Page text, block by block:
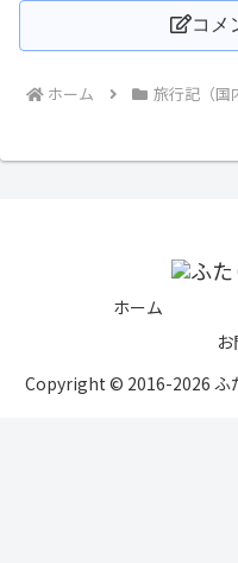
コメ
ホーム 旅行記（国
ホーム
Copyright © 2016-2026 ふ